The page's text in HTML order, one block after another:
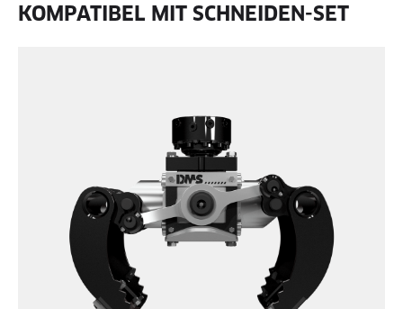
KOMPATIBEL MIT SCHNEIDEN-SET